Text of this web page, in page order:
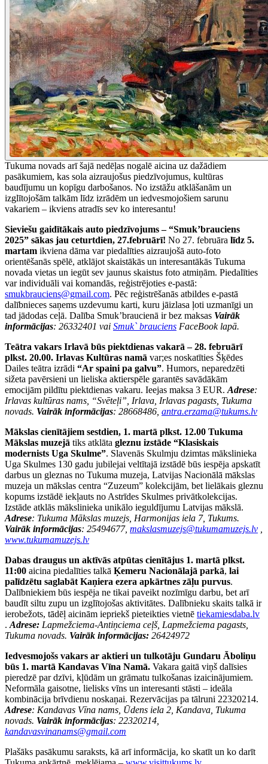
Tukuma novads arī šajā nedēļas nogalē aicina uz dažādiem
pasākumiem, kas sola aizraujošus piedzīvojumus, kultūras
baudījumu un kopīgu darbošanos. No izstāžu atklāšanām un
izglītojošām talkām līdz izrādēm un iedvesmojošiem sarunu
vakariem – ikviens atradīs sev ko interesantu!
Sieviešu gaidītākais auto piedzīvojums – “Smuk’brauciens
2025” sākas jau ceturtdien, 27.februārī! No 27. februāra līdz 5.
martam ikviena dāma var piedalīties aizraujošā auto-foto
orientēšanās spēlē, atklājot skaistākās un interesantākās Tukuma
novada vietas un iegūt sev jaunus skaistus foto atmiņām. Piedalīties
var individuāli vai komandās, reģistrējoties e-pastā:
smukbrauciens@gmail.com. Pēc reģistrēšanās atbildes e-pastā
dalībnieces saņems uzdevumu karti, kuru jāizlasa ļoti uzmanīgi un
tad jādodas ceļā. Dalība Smuk’braucienā ir bez maksas Vairāk
informācijas: 26332401 vai Smuk` brauciens FaceBook lapā.
Teātra vakars Irlavā būs piektdienas vakarā – 28. februārī
plkst. 20.00. Irlavas Kultūras namā var;es noskatīties Šķēdes
Dailes teātra izrādi “Ar spaini pa galvu”. Humors, neparedzēti
sižeta pavērsieni un lieliska aktierspēle garantēs savādākām
emocijām pildītu piektdienas vakaru. Ieejas maksa 3 EUR. Adrese:
Irlavas kultūras nams, “Svēteļi”, Irlava, Irlavas pagasts, Tukuma
novads. Vairāk informācijas: 28668486, antra.erzama@tukums.lv
Mākslas cienītājiem sestdien, 1. martā plkst. 12.00 Tukuma
Mākslas muzejā tiks atklāta gleznu izstāde “Klasiskais
modernists Uga Skulme”. Slavenās Skulmju dzimtas mākslinieka
Uga Skulmes 130 gadu jubilejai veltītajā izstādē būs iespēja apskatīt
darbus un gleznas no Tukuma muzeja, Latvijas Nacionālā mākslas
muzeja un mākslas centra “Zuzeum” kolekcijām, bet lielākais gleznu
kopums izstādē iekļauts no Astrīdes Skulmes privātkolekcijas.
Izstāde atklās mākslinieka unikālo ieguldījumu Latvijas mākslā.
Adrese: Tukuma Mākslas muzejs, Harmonijas iela 7, Tukums.
Vairāk informācijas: 25494677, makslasmuzejs@tukumamuzejs.lv
www.tukumamuzejs.lv
Dabas draugus un aktīvās atpūtas cienītājus 1. martā plkst.
11:00 aicina piedalīties talkā Ķemeru Nacionālajā parkā, lai
palīdzētu saglabāt Kaņiera ezera apkārtnes zāļu purvus.
Dalībniekiem būs iespēja ne tikai paveikt nozīmīgu darbu, bet arī
baudīt siltu zupu un izglītojošas aktivitātes. Dalībnieku skaits talkā ir
ierobežots, tādēļ aicinām iepriekš pieteikties vietnē tiekamiesdaba.lv
. Adrese: Lapmežciema-Antiņciema ceļš, Lapmežciema pagasts,
Tukuma novads. Vairāk informācijas: 26424972
Iedvesmojošs vakars ar aktieri un tulkotāju Gundaru Āboliņu
būs 1. martā Kandavas Vīna Namā. Vakara gaitā viņš dalīsies
pieredzē par dzīvi, kļūdām un grāmatu tulkošanas izaicinājumiem.
Neformāla gaisotne, lielisks vīns un interesanti stāsti – ideāla
kombinācija brīvdienu noskaņai. Rezervācijas pa tālruni 22320214.
Adrese: Kandavas Vīna nams, Ūdens iela 2, Kandava, Tukuma
novads. Vairāk informācijas: 22320214,
kandavasvinanams@gmail.com
Plašāks pasākumu saraksts, kā arī informācija, ko skatīt un ko darīt